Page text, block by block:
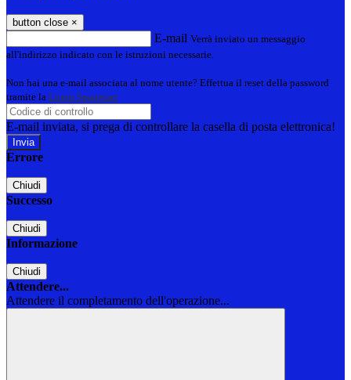
button close ×
E-mail Verrà inviato un messaggio
all'indirizzo indicato con le istruzioni necessarie.
Non hai una e-mail associata al nome utente? Effettua il reset della password
tramite la Login Spaggiari
E-mail inviata, si prega di controllare la casella di posta elettronica!
Errore
Chiudi
Successo
Chiudi
Informazione
Chiudi
Attendere...
Attendere il completamento dell'operazione...